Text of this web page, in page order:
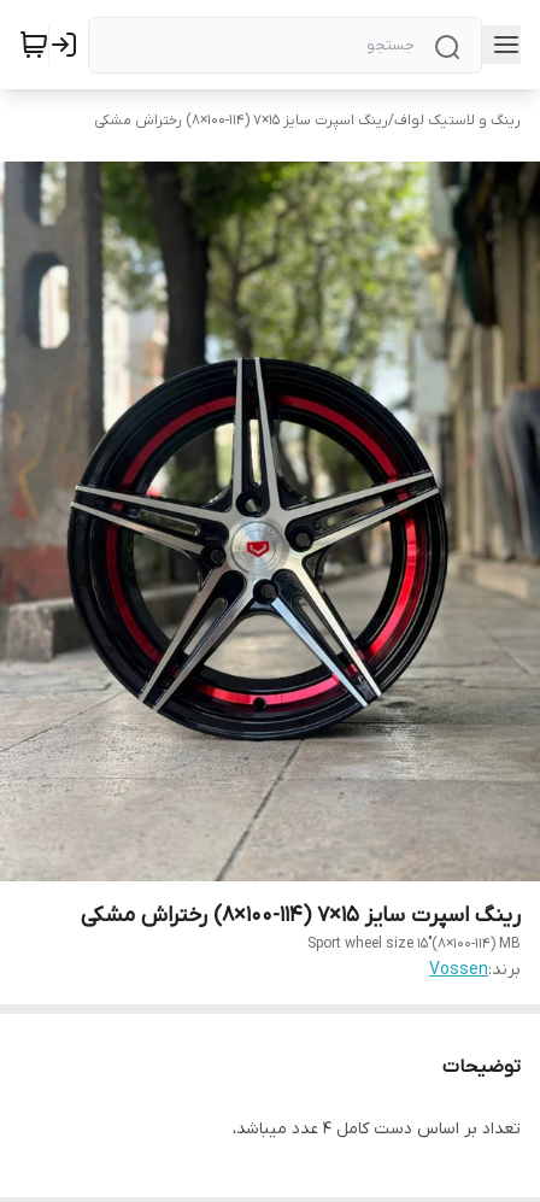
رینگ و لاستیک لواف/رینگ اسپرت سایز ۱۵×۷ (۱۱۴-۱۰۰×۸) رختراش مشکی
رینگ اسپرت سایز ۱۵×۷ (۱۱۴-۱۰۰×۸) رختراش مشکی
Sport wheel size 15"(8×100-114) MB
برند:Vossen
توضیحات
تعداد بر اساس دست کامل ۴ عدد میباشد،